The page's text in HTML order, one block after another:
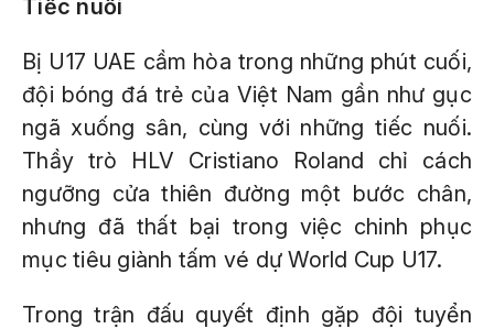
Tiếc nuối
Bị U17 UAE cầm hòa trong những phút cuối,
đội bóng đá trẻ của Việt Nam gần như gục
ngã xuống sân, cùng với những tiếc nuối.
Thầy trò HLV Cristiano Roland chỉ cách
ngưỡng cửa thiên đường một bước chân,
nhưng đã thất bại trong việc chinh phục
mục tiêu giành tấm vé dự World Cup U17.
Trong trận đấu quyết định gặp đội tuyển